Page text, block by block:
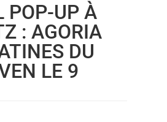
POP-UP À
: AGORIA
DU
LE 9